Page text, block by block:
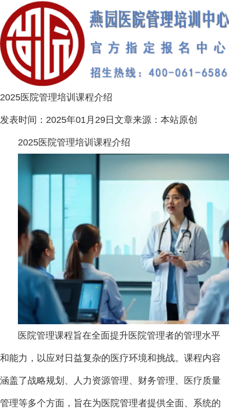
2025医院管理培训课程介绍
发表时间： 2025年01月29日 文章来源： 本站原创
2025医院管理培训课程介绍
医院管理课程旨在全面提升医院管理者的管理水平
和能力，以应对日益复杂的医疗环境和挑战。课程内容
涵盖了战略规划、人力资源管理、财务管理、医疗质量
管理等多个方面，旨在为医院管理者提供全面、系统的